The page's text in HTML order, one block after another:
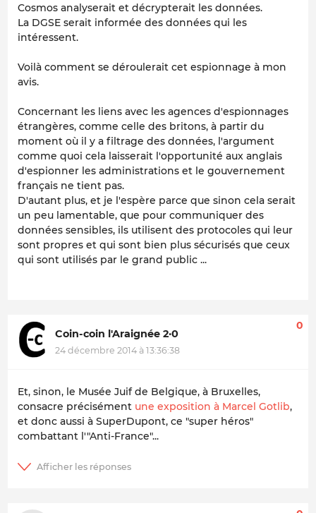
Cosmos analyserait et décrypterait les données.
La DGSE serait informée des données qui les
intéressent.
Voilà comment se déroulerait cet espionnage à mon
avis.
Concernant les liens avec les agences d'espionnages
étrangères, comme celle des britons, à partir du
moment où il y a filtrage des données, l'argument
comme quoi cela laisserait l'opportunité aux anglais
d'espionner les administrations et le gouvernement
français ne tient pas.
D'autant plus, et je l'espère parce que sinon cela serait
un peu lamentable, que pour communiquer des
données sensibles, ils utilisent des protocoles qui leur
sont propres et qui sont bien plus sécurisés que ceux
qui sont utilisés par le grand public ...
Coin-coin l'Araignée 2·0
24 décembre 2014 à 13:36:38
0
Et, sinon, le Musée Juif de Belgique, à Bruxelles,
consacre précisément une exposition à Marcel Gotlib,
et donc aussi à SuperDupont, ce "super héros"
combattant l'"Anti-France"...